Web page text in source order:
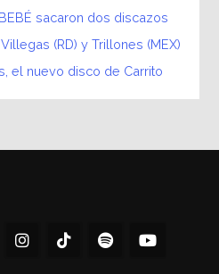
sacaron dos discazos
(RD) y Trillones (MEX)
el nuevo disco de Carrito